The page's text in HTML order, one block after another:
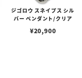
ジゴロウ スネイプス シル
バー ペンダント/クリア
¥20,900